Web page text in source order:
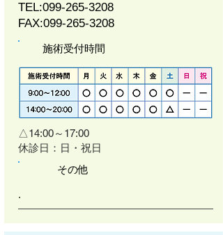
TEL:099-265-3208
FAX:099-265-3208
施術受付時間
△14:00～17:00
​休診日：日・祝日
その他
.